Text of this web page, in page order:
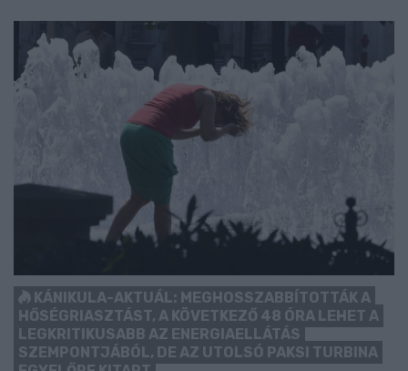
KÁNIKULA-AKTUÁL: MEGHOSSZABBÍTOTTÁK A
HŐSÉGRIASZTÁST, A KÖVETKEZŐ 48 ÓRA LEHET A
LEGKRITIKUSABB AZ ENERGIAELLÁTÁS
SZEMPONTJÁBÓL, DE AZ UTOLSÓ PAKSI TURBINA